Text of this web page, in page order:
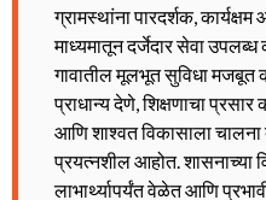
ग्रामस्थांना पारदर्शक,
माध्यमातून दर्जेदार सेवा
गावातील मूलभूत सुविधा मजबूत
प्राधान्य देणे, शिक्षणाचा
आणि शाश्वत विकासाला चालना
प्रयत्नशील आहोत. शासनाच्या
लाभार्थ्यापर्यंत वेळेत आणि